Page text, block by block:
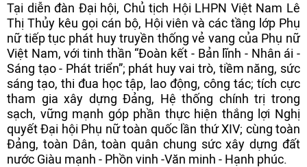
Tại diễn đàn Đại hội, Chủ tịch Hội LHPN Việt Nam Lê
Thị Thủy kêu gọi cán bộ, Hội viên và các tầng lớp Phụ
nữ tiếp tục phát huy truyền thống vẻ vang của Phụ nữ
Việt Nam, với tinh thần “Đoàn kết - Bản lĩnh - Nhân ái -
Sáng tạo - Phát triển”; phát huy vai trò, tiềm năng, sức
sáng tạo, thi đua học tập, lao động, công tác; tích cực
tham gia xây dựng Đảng, Hệ thống chính trị trong
sạch, vững mạnh góp phần thực hiện thắng lợi Nghị
quyết Đại hội Phụ nữ toàn quốc lần thứ XIV; cùng toàn
Đảng, toàn Dân, toàn quân chung sức xây dựng đất
nước Giàu mạnh - Phồn vinh -Văn minh - Hạnh phúc.